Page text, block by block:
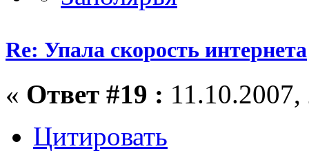
Re: Упала скорость интернета
« Ответ #19 :
Цитировать